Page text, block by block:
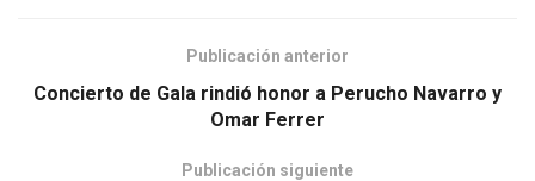
Publicación anterior
Concierto de Gala rindió honor a Perucho Navarro y
Omar Ferrer
Publicación siguiente